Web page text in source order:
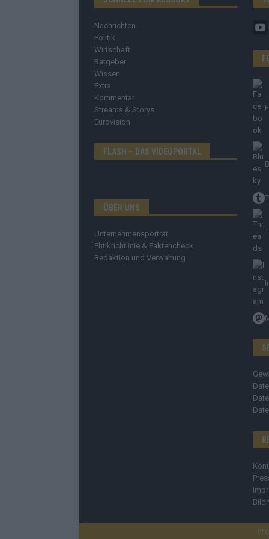
Nachrichten
Politik
Wirtschaft
Ratgeber
Wissen
Extra
Kommentar
Streams & Storys
Eurovision
FLASH – DAS VIDEOPORTAL
ÜBER UNS
Unternehmensporträt
Ehtikrichtlinie & Faktencheck
Redaktion und Verwaltung